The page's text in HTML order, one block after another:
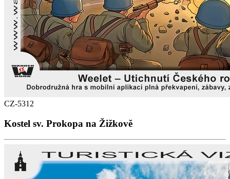
CZ-5312
Kostel sv. Prokopa na Žižkově